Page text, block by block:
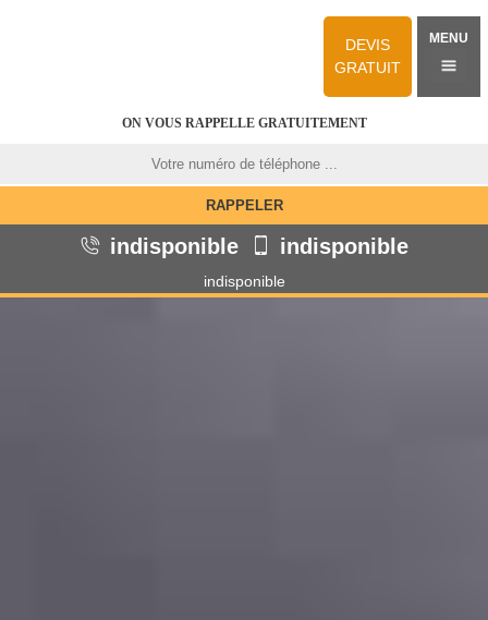
DEVIS
GRATUIT
MENU
ON VOUS RAPPELLE GRATUITEMENT
indisponible indisponible
indisponible